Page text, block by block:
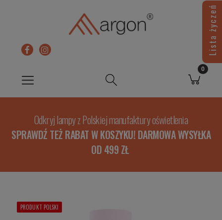
Odkryj lampy z Polskiej manufaktury oświetlenia
SPRAWDŹ TEŻ RABAT W KOSZYKU! DARMOWA WYSYŁKA
OD 499 ZŁ
PRODUKT POLSKI
Lista życzeń